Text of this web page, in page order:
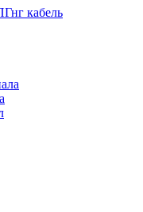
кабель